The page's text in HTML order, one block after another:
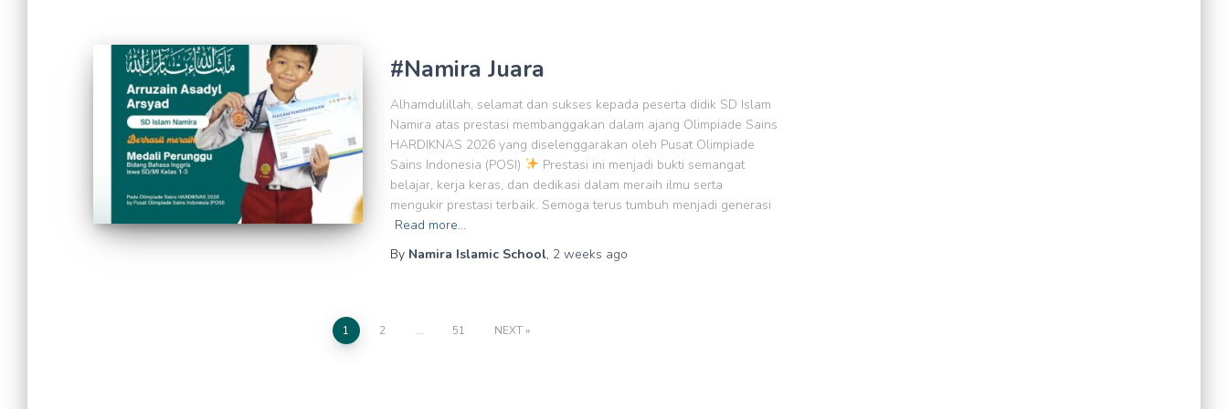
#Namira Juara
Alhamdulillah, selamat dan sukses kepada peserta didik SD Islam
Namira atas prestasi membanggakan dalam ajang Olimpiade Sains
HARDIKNAS 2026 yang diselenggarakan oleh Pusat Olimpiade
Sains Indonesia (POSI)
Prestasi ini menjadi bukti semangat
belajar, kerja keras, dan dedikasi dalam meraih ilmu serta
mengukir prestasi terbaik. Semoga terus tumbuh menjadi generasi
Read more…
By Namira Islamic School, 2 weeks ago
1 2 … 51 NEXT